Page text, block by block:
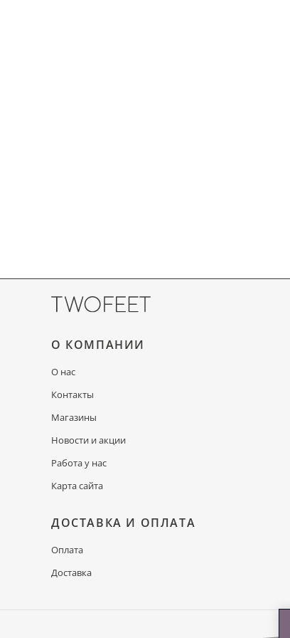
О КОМПАНИИ
О нас
Контакты
Магазины
Новости и акции
Работа у нас
Карта сайта
ДОСТАВКА И ОПЛАТА
Оплата
Доставка